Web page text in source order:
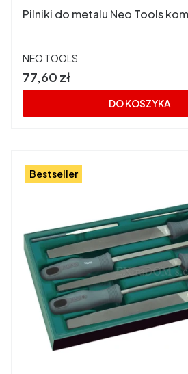
Pilniki do metalu Neo Tools
PRODUCENT
NEO TOOLS
Cena
77,60 zł
DO KOSZYKA
Bestseller